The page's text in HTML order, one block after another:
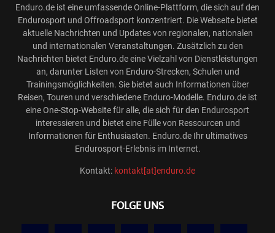
Enduro.de ist eine umfassende Online-Plattform, die sich auf den
Endurosport und Offroadsport konzentriert. Die Webseite bietet
aktuelle Nachrichten und Updates von regionalen, nationalen
und internationalen Veranstaltungen. Zusätzlich zu den
Nachrichten bietet Enduro.de eine Vielzahl von Dienstleistungen
an, darunter Listen von Enduro-Strecken, Schulen und
Trainingsmöglichkeiten. Sie bietet auch Informationen über
Reisen, Touren und verschiedene Enduro-Modelle. Enduro.de ist
eine One-Stop-Website für alle, die sich für den Endurosport
interessieren und bietet eine Fülle von Ressourcen und
Informationen für Enthusiasten. Enduro.de Ihr ultimatives
Endurosport-Erlebnis im Internet.
Kontakt: kontakt[at]enduro.de
FOLGE UNS